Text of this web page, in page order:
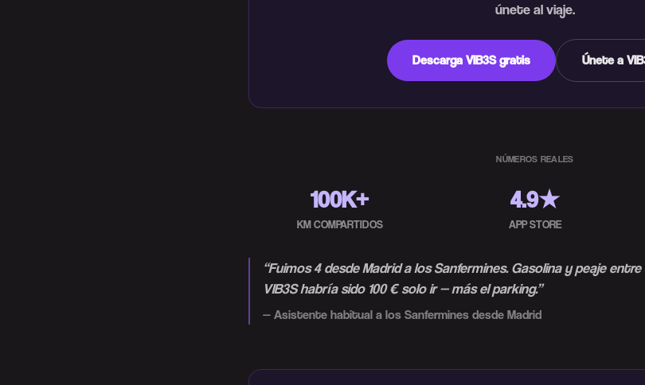
únete al viaje.
Descarga VIB3S gratis Únete a
NÚMEROS REALES
100K+
KM COMPARTIDOS
4.9★
APP STORE
“Fuimos 4 desde Madrid a los Sanfermines. Gasolina y peaje
VIB3S habría sido 100 € solo ir — más el parking.”
— Asistente habitual a los Sanfermines desde Madrid